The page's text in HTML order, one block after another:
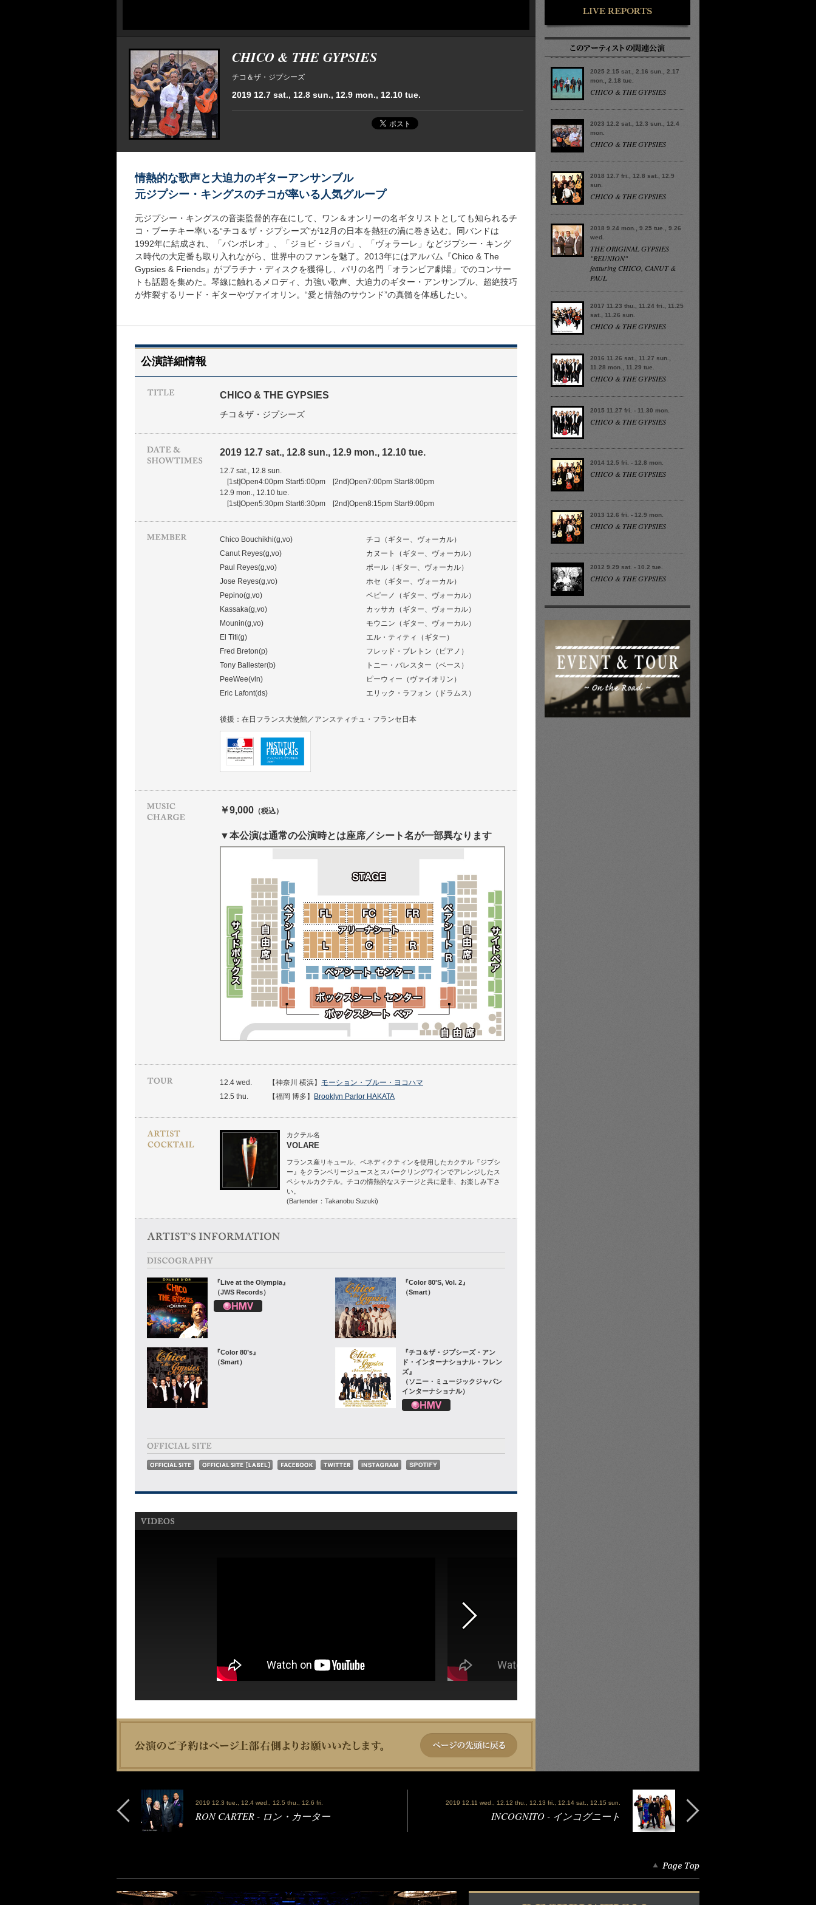
CHICO & THE GYPSIES
チコ＆ザ・ジプシーズ
2019 12.7 sat., 12.8 sun., 12.9 mon., 12.10 tue.
情熱的な歌声と大迫力のギターアンサンブル
元ジプシー・キングスのチコが率いる人気グループ
元ジプシー・キングスの音楽監督的存在にして、ワン＆オンリーの名ギタリストとしても知られるチ
コ・ブーチキー率いる“チコ＆ザ・ジプシーズ”が12月の日本を熱狂の渦に巻き込む。同バンドは
1992年に結成され、「バンボレオ」、「ジョビ・ジョバ」、「ヴォラーレ」などジプシー・キング
ス時代の大定番も取り入れながら、世界中のファンを魅了。2013年にはアルバム『Chico & The
Gypsies & Friends』がプラチナ・ディスクを獲得し、パリの名門「オランピア劇場」でのコンサー
トも話題を集めた。琴線に触れるメロディ、力強い歌声、大迫力のギター・アンサンブル、超絶技巧
が炸裂するリード・ギターやヴァイオリン。“愛と情熱のサウンド”の真髄を体感したい。
公演詳細情報
CHICO & THE GYPSIES
チコ＆ザ・ジプシーズ
2019 12.7 sat., 12.8 sun., 12.9 mon., 12.10 tue.
12.7 sat., 12.8 sun.
[1st]Open4:00pm Start5:00pm [2nd]Open7:00pm Start8:00pm
12.9 mon., 12.10 tue.
[1st]Open5:30pm Start6:30pm [2nd]Open8:15pm Start9:00pm
Chico Bouchikhi(g,vo)
チコ（ギター、ヴォーカル）
Canut Reyes(g,vo)
カヌート（ギター、ヴォーカル）
Paul Reyes(g,vo)
ポール（ギター、ヴォーカル）
Jose Reyes(g,vo)
ホセ（ギター、ヴォーカル）
Pepino(g,vo)
ペピーノ（ギター、ヴォーカル）
Kassaka(g,vo)
カッサカ（ギター、ヴォーカル）
Mounin(g,vo)
モウニン（ギター、ヴォーカル）
El Titi(g)
エル・ティティ（ギター）
Fred Breton(p)
フレッド・ブレトン（ピアノ）
Tony Ballester(b)
トニー・バレスター（ベース）
PeeWee(vln)
ピーウィー（ヴァイオリン）
Eric Lafont(ds)
エリック・ラフォン（ドラムス）
後援：在日フランス大使館／アンスティチュ・フランセ日本
￥9,000 （税込）
▼本公演は通常の公演時とは座席／シート名が一部異なります
12.4 wed. 【神奈川 横浜】 モーション・ブルー・ヨコハマ
12.5 thu.
【福岡 博多】 Brooklyn Parlor HAKATA
カクテル名
VOLARE
フランス産リキュール、ベネディクティンを使用したカクテル『ジプシ
ー』をクランベリージュースとスパークリングワインでアレンジしたス
ペシャルカクテル。チコの情熱的なステージと共に是非、お楽しみ下さ
い。
(Bartender：Takanobu Suzuki)
『Live at the Olympia』
（JWS Records）
『Color 80'S, Vol. 2』
（Smart）
『Color 80’s』
（Smart）
『チコ＆ザ・ジプシーズ・アン
ド・インターナショナル・フレン
ズ』
（ソニー・ミュージックジャパン
インターナショナル）
2025 2.15 sat., 2.16 sun., 2.17
mon., 2.18 tue.
CHICO & THE GYPSIES
2023 12.2 sat., 12.3 sun., 12.4
mon.
CHICO & THE GYPSIES
2018 12.7 fri., 12.8 sat., 12.9
sun.
CHICO & THE GYPSIES
2018 9.24 mon., 9.25 tue., 9.26
wed.
THE ORIGINAL GYPSIES
"REUNION"
featuring CHICO, CANUT &
PAUL
2017 11.23 thu., 11.24 fri., 11.25
sat., 11.26 sun.
CHICO & THE GYPSIES
2016 11.26 sat., 11.27 sun.,
11.28 mon., 11.29 tue.
CHICO & THE GYPSIES
2015 11.27 fri. - 11.30 mon.
CHICO & THE GYPSIES
2014 12.5 fri. - 12.8 mon.
CHICO & THE GYPSIES
2013 12.6 fri. - 12.9 mon.
CHICO & THE GYPSIES
2012 9.29 sat. - 10.2 tue.
CHICO & THE GYPSIES
2019 12.3 tue., 12.4 wed., 12.5 thu., 12.6 fri.
RON CARTER - ロン・カーター
2019 12.11 wed., 12.12 thu., 12.13 fri., 12.14 sat., 12.15 sun.
INCOGNITO - インコグニート